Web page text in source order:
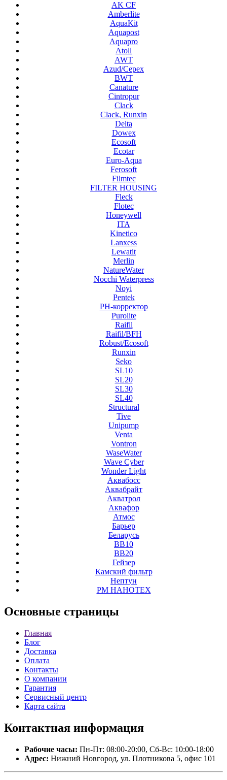
AK CF
Amberlite
AquaKit
Aquapost
Aquapro
Atoll
AWT
Azud/Cepex
BWT
Canature
Cintropur
Clack
Clack, Runxin
Delta
Dowex
Ecosoft
Ecotar
Euro-Aqua
Ferosoft
Filmtec
FILTER HOUSING
Fleck
Flotec
Honeywell
ITA
Kinetico
Lanxess
Lewatit
Merlin
NatureWater
Nocchi Waterpress
Noyi
Pentek
PH-корректор
Purolite
Raifil
Raifil/BFH
Robust/Ecosoft
Runxin
Seko
SL10
SL20
SL30
SL40
Structural
Tive
Unipump
Venta
Vontron
WaseWater
Wave Cyber
Wonder Light
Аквабосс
Аквабрайт
Акватрол
Аквафор
Атмос
Барьер
Беларусь
ВВ10
ВВ20
Гейзер
Камский фильтр
Нептун
РМ НАНОТЕХ
Основные страницы
Главная
Блог
Доставка
Оплата
Контакты
О компании
Гарантия
Сервисный центр
Карта сайта
Контактная информация
Рабочие часы: Пн-Пт: 08:00-20:00, Сб-Вс: 10:00-18:00
Адрес: Нижний Новгород, ул. Плотникова 5, офис 101